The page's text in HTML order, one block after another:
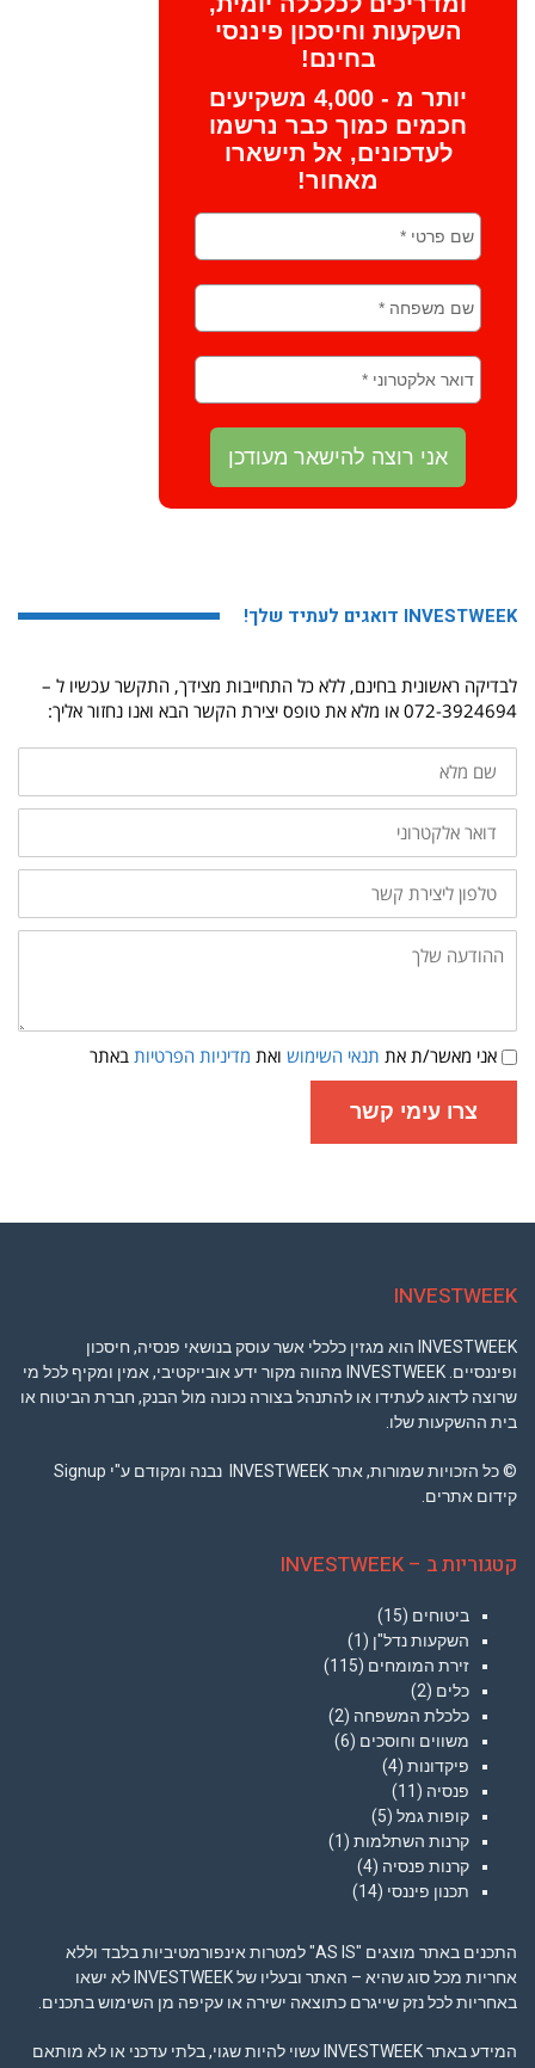
INVESTWEEK דואגים לעתיד שלך!
לבדיקה ראשונית בחינם, ללא כל התחייבות מצידך, התקשר עכשיו ל –
072-3924694 או מלא את טופס יצירת הקשר הבא ואנו נחזור אליך:
שם
מלא
דואר
אלקטרוני
טלפון
ליצירת
קשר
ההודעה
שלך:
תנאי
שימוש
ומדיניות
פרטיות
אני מאשר/ת את תנאי השימוש ואת מדיניות הפרטיות באתר
צרו עימי קשר
INVESTWEEK
INVESTWEEK הוא מגזין כלכלי אשר עוסק בנושאי פנסיה, חיסכון
ופיננסיים. INVESTWEEK מהווה מקור ידע אובייקטיבי, אמין ומקיף לכל מי
שרוצה לדאוג לעתידו או להתנהל בצורה נכונה מול הבנק, חברת הביטוח או
בית ההשקעות שלו.
© כל הזכויות שמורות, אתר INVESTWEEK נבנה ומקודם ע"י Signup
קידום אתרים.
קטגוריות ב – INVESTWEEK
ביטוחים (15)
השקעות נדל"ן (1)
זירת המומחים (115)
כלים (2)
כלכלת המשפחה (2)
משווים וחוסכים (6)
פיקדונות (4)
פנסיה (11)
קופות גמל (5)
קרנות השתלמות (1)
קרנות פנסיה (4)
תכנון פיננסי (14)
התכנים באתר מוצגים "AS IS" למטרות אינפורמטיביות בלבד וללא
אחריות מכל סוג שהיא – האתר ובעליו של INVESTWEEK לא ישאו
באחריות לכל נזק שייגרם כתוצאה ישירה או עקיפה מן השימוש בתכנים.
המידע באתר INVESTWEEK עשוי להיות שגוי, בלתי עדכני או לא מותאם